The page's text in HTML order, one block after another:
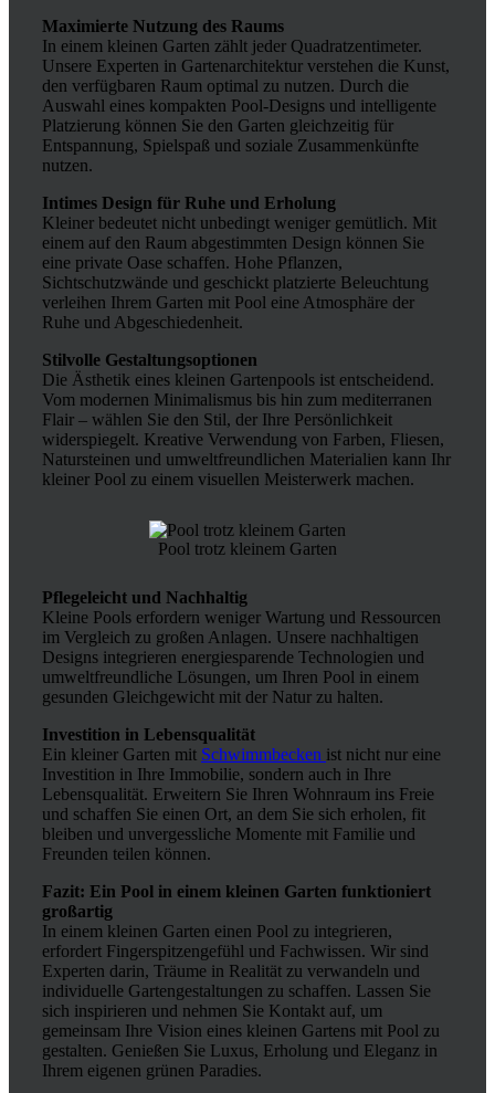
Maximierte Nutzung des Raums
In einem kleinen Garten zählt jeder Quadratzentimeter.
Unsere Experten in Gartenarchitektur verstehen die Kunst,
den verfügbaren Raum optimal zu nutzen. Durch die
Auswahl eines kompakten Pool-Designs und intelligente
Platzierung können Sie den Garten gleichzeitig für
Entspannung, Spielspaß und soziale Zusammenkünfte
nutzen.
Intimes Design für Ruhe und Erholung
Kleiner bedeutet nicht unbedingt weniger gemütlich. Mit
einem auf den Raum abgestimmten Design können Sie
eine private Oase schaffen. Hohe Pflanzen,
Sichtschutzwände und geschickt platzierte Beleuchtung
verleihen Ihrem Garten mit Pool eine Atmosphäre der
Ruhe und Abgeschiedenheit.
Stilvolle Gestaltungsoptionen
Die Ästhetik eines kleinen Gartenpools ist entscheidend.
Vom modernen Minimalismus bis hin zum mediterranen
Flair – wählen Sie den Stil, der Ihre Persönlichkeit
widerspiegelt. Kreative Verwendung von Farben, Fliesen,
Natursteinen und umweltfreundlichen Materialien kann Ihr
kleiner Pool zu einem visuellen Meisterwerk machen.
Pool trotz kleinem Garten
Pflegeleicht und Nachhaltig
Kleine Pools erfordern weniger Wartung und Ressourcen
im Vergleich zu großen Anlagen. Unsere nachhaltigen
Designs integrieren energiesparende Technologien und
umweltfreundliche Lösungen, um Ihren Pool in einem
gesunden Gleichgewicht mit der Natur zu halten.
Investition in Lebensqualität
Ein kleiner Garten mit Schwimmbecken ist nicht nur eine
Investition in Ihre Immobilie, sondern auch in Ihre
Lebensqualität. Erweitern Sie Ihren Wohnraum ins Freie
und schaffen Sie einen Ort, an dem Sie sich erholen, fit
bleiben und unvergessliche Momente mit Familie und
Freunden teilen können.
Fazit: Ein Pool in einem kleinen Garten funktioniert
großartig
In einem kleinen Garten einen Pool zu integrieren,
erfordert Fingerspitzengefühl und Fachwissen. Wir sind
Experten darin, Träume in Realität zu verwandeln und
individuelle Gartengestaltungen zu schaffen. Lassen Sie
sich inspirieren und nehmen Sie Kontakt auf, um
gemeinsam Ihre Vision eines kleinen Gartens mit Pool zu
gestalten. Genießen Sie Luxus, Erholung und Eleganz in
Ihrem eigenen grünen Paradies.